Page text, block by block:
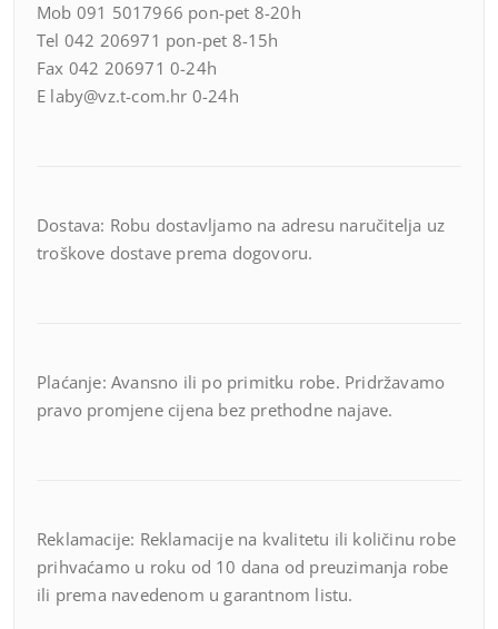
Mob 091 5017966 pon-pet 8-20h
Tel 042 206971 pon-pet 8-15h
Fax 042 206971 0-24h
E laby@vz.t-com.hr 0-24h
Dostava: Robu dostavljamo na adresu naručitelja uz
troškove dostave prema dogovoru.
Plaćanje: Avansno ili po primitku robe. Pridržavamo
pravo promjene cijena bez prethodne najave.
Reklamacije: Reklamacije na kvalitetu ili količinu robe
prihvaćamo u roku od 10 dana od preuzimanja robe
ili prema navedenom u garantnom listu.